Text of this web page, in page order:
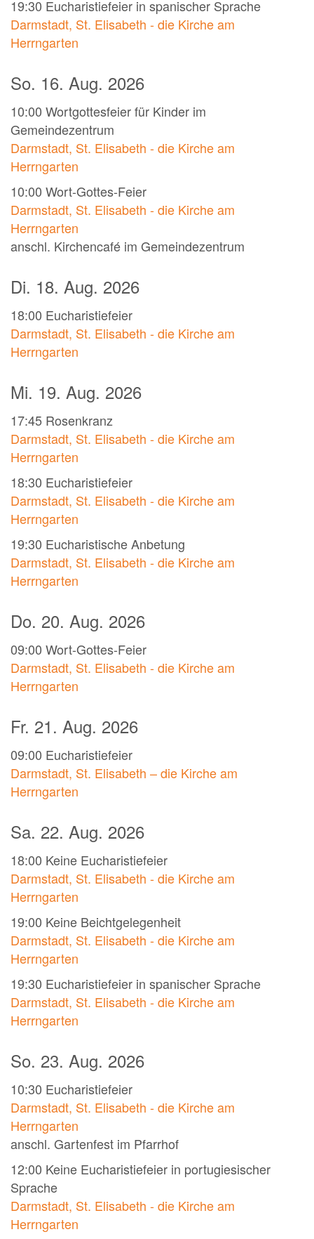
19:30 Eucharistiefeier in spanischer Sprache
Darmstadt, St. Elisabeth - die Kirche am
Herrngarten
So. 16. Aug. 2026
10:00 Wortgottesfeier für Kinder im
Gemeindezentrum
Darmstadt, St. Elisabeth - die Kirche am
Herrngarten
10:00 Wort-Gottes-Feier
Darmstadt, St. Elisabeth - die Kirche am
Herrngarten
anschl. Kirchencafé im Gemeindezentrum
Di. 18. Aug. 2026
18:00 Eucharistiefeier
Darmstadt, St. Elisabeth - die Kirche am
Herrngarten
Mi. 19. Aug. 2026
17:45 Rosenkranz
Darmstadt, St. Elisabeth - die Kirche am
Herrngarten
18:30 Eucharistiefeier
Darmstadt, St. Elisabeth - die Kirche am
Herrngarten
19:30 Eucharistische Anbetung
Darmstadt, St. Elisabeth - die Kirche am
Herrngarten
Do. 20. Aug. 2026
09:00 Wort-Gottes-Feier
Darmstadt, St. Elisabeth - die Kirche am
Herrngarten
Fr. 21. Aug. 2026
09:00 Eucharistiefeier
Darmstadt, St. Elisabeth – die Kirche am
Herrngarten
Sa. 22. Aug. 2026
18:00 Keine Eucharistiefeier
Darmstadt, St. Elisabeth - die Kirche am
Herrngarten
19:00 Keine Beichtgelegenheit
Darmstadt, St. Elisabeth - die Kirche am
Herrngarten
19:30 Eucharistiefeier in spanischer Sprache
Darmstadt, St. Elisabeth - die Kirche am
Herrngarten
So. 23. Aug. 2026
10:30 Eucharistiefeier
Darmstadt, St. Elisabeth - die Kirche am
Herrngarten
anschl. Gartenfest im Pfarrhof
12:00 Keine Eucharistiefeier in portugiesischer
Sprache
Darmstadt, St. Elisabeth - die Kirche am
Herrngarten